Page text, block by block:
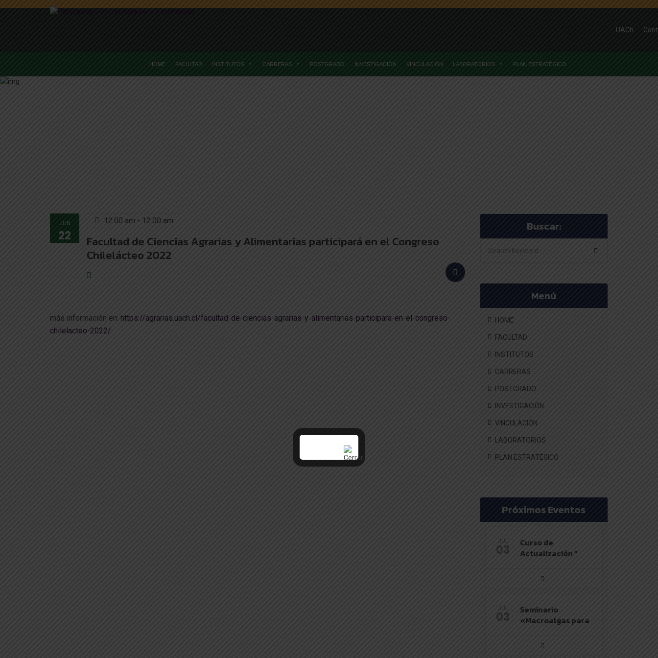
UACh
HOME FACULTAD INSTITUTOS CARRERAS POSTGRADO INVESTIGACIÓN VINCULACIÓN LABORATORIOS PLAN ESTRATÉGICO
JUN
22
12:00 am - 12:00 am
Facultad de Ciencias Agrarias y Alimentarias participará en el Congreso
Chilelácteo 2022
más información en: https://agrarias.uach.cl/facultad-de-ciencias-agrarias-y-alimentarias-participara-en-el-congreso-
chilelacteo-2022/
Buscar:
Menú
HOME
FACULTAD
INSTITUTOS
CARRERAS
POSTGRADO
INVESTIGACIÓN
VINCULACIÓN
LABORATORIOS
PLAN ESTRATÉGICO
Próximos Eventos
JUL
03
Curso de
Actualización “
JUL
03
Seminario
«Macroalgas para